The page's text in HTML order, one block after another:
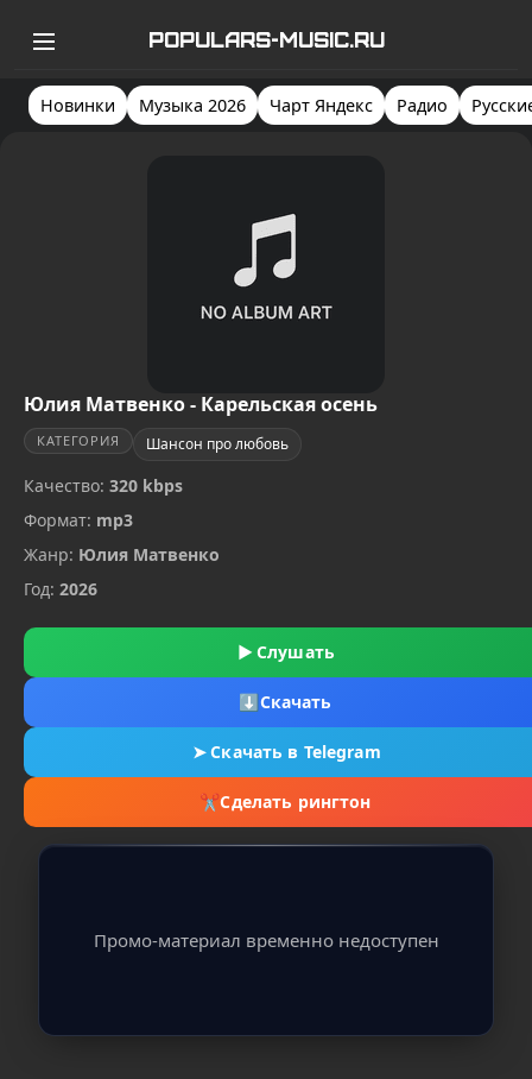
POPULARS-MUSIC.RU
Новинки Музыка 2026 Чарт Яндекс Радио
Юлия Матвенко - Карельская осень
КАТЕГОРИЯ Шансон про любовь
Качество: 320 kbps
Формат: mp3
Жанр: Юлия Матвенко
Год: 2026
▶ Слушать
⬇Скачать
➤Скачать в Telegram
✂Сделать рингтон
Промо-материал временно недоступен